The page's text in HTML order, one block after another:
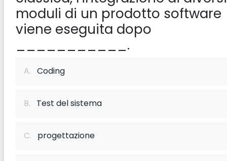
moduli di un prodotto software
viene eseguita dopo
___________.
A. Coding
B. Test del sistema
C. progettazione